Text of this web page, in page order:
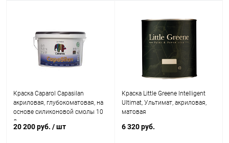
Краска Caparol Capasilan
акриловая, глубокоматовая, на
основе силиконовой смолы 10
л
20 200 руб. / шт
Краска Little Greene Intelligent
Ultimat, Ультимат, акриловая,
матовая
6 320 руб.